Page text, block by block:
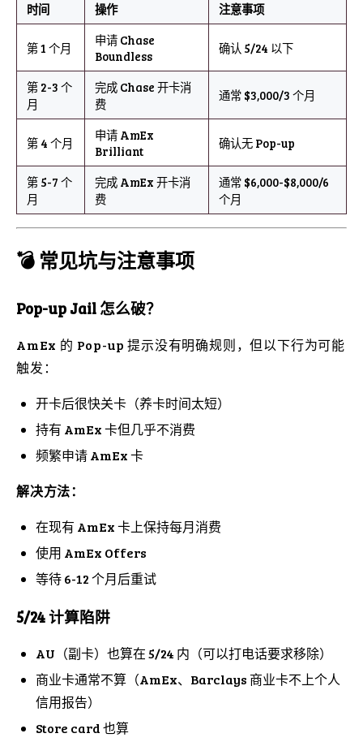
时间 操作 注意事项
第 1 个月
申请 Chase
Boundless
确认 5/24 以下
第 2-3 个
月
完成 Chase 开卡消
费
通常 $3,000/3 个月
第 4 个月
申请 AmEx
Brilliant
确认无 Pop-up
第 5-7 个
月
完成 AmEx 开卡消
费
通常 $6,000-$8,000/6
个月
💣 常见坑与注意事项
Pop-up Jail 怎么破？
AmEx 的 Pop-up 提示没有明确规则，但以下行为可能
触发：
开卡后很快关卡（养卡时间太短）
持有 AmEx 卡但几乎不消费
频繁申请 AmEx 卡
解决方法：
在现有 AmEx 卡上保持每月消费
使用 AmEx Offers
等待 6-12 个月后重试
5/24 计算陷阱
AU（副卡）也算在 5/24 内（可以打电话要求移除）
商业卡通常不算（AmEx、Barclays 商业卡不上个人
信用报告）
Store card 也算